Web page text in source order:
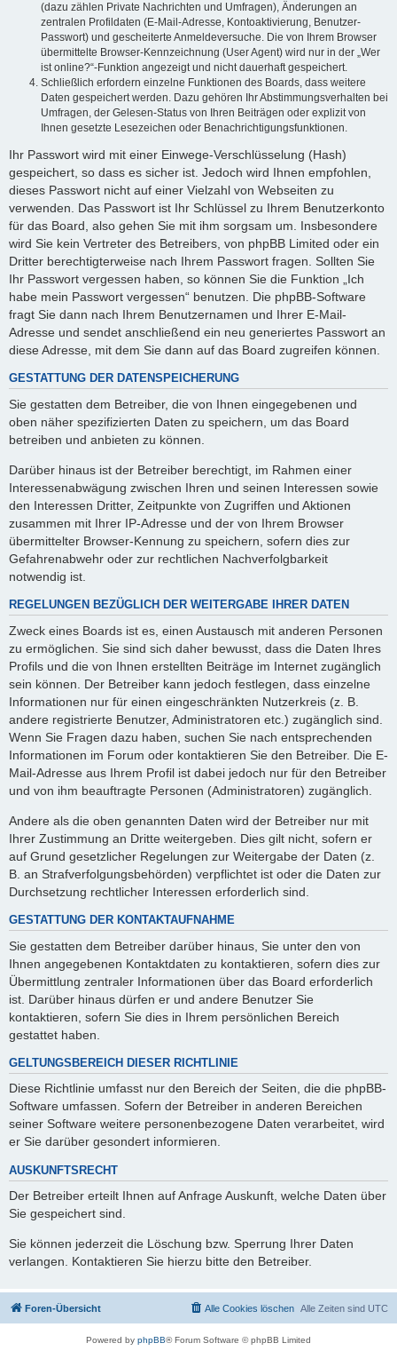
(dazu zählen Private Nachrichten und Umfragen), Änderungen an
zentralen Profildaten (E-Mail-Adresse, Kontoaktivierung, Benutzer-
Passwort) und gescheiterte Anmeldeversuche. Die von Ihrem Browser
übermittelte Browser-Kennzeichnung (User Agent) wird nur in der „Wer
ist online?“-Funktion angezeigt und nicht dauerhaft gespeichert.
Schließlich erfordern einzelne Funktionen des Boards, dass weitere
Daten gespeichert werden. Dazu gehören Ihr Abstimmungsverhalten bei
Umfragen, der Gelesen-Status von Ihren Beiträgen oder explizit von
Ihnen gesetzte Lesezeichen oder Benachrichtigungsfunktionen.
Ihr Passwort wird mit einer Einwege-Verschlüsselung (Hash)
gespeichert, so dass es sicher ist. Jedoch wird Ihnen empfohlen,
dieses Passwort nicht auf einer Vielzahl von Webseiten zu
verwenden. Das Passwort ist Ihr Schlüssel zu Ihrem Benutzerkonto
für das Board, also gehen Sie mit ihm sorgsam um. Insbesondere
wird Sie kein Vertreter des Betreibers, von phpBB Limited oder ein
Dritter berechtigterweise nach Ihrem Passwort fragen. Sollten Sie
Ihr Passwort vergessen haben, so können Sie die Funktion „Ich
habe mein Passwort vergessen“ benutzen. Die phpBB-Software
fragt Sie dann nach Ihrem Benutzernamen und Ihrer E-Mail-
Adresse und sendet anschließend ein neu generiertes Passwort an
diese Adresse, mit dem Sie dann auf das Board zugreifen können.
GESTATTUNG DER DATENSPEICHERUNG
Sie gestatten dem Betreiber, die von Ihnen eingegebenen und
oben näher spezifizierten Daten zu speichern, um das Board
betreiben und anbieten zu können.
Darüber hinaus ist der Betreiber berechtigt, im Rahmen einer
Interessenabwägung zwischen Ihren und seinen Interessen sowie
den Interessen Dritter, Zeitpunkte von Zugriffen und Aktionen
zusammen mit Ihrer IP-Adresse und der von Ihrem Browser
übermittelter Browser-Kennung zu speichern, sofern dies zur
Gefahrenabwehr oder zur rechtlichen Nachverfolgbarkeit
notwendig ist.
REGELUNGEN BEZÜGLICH DER WEITERGABE IHRER DATEN
Zweck eines Boards ist es, einen Austausch mit anderen Personen
zu ermöglichen. Sie sind sich daher bewusst, dass die Daten Ihres
Profils und die von Ihnen erstellten Beiträge im Internet zugänglich
sein können. Der Betreiber kann jedoch festlegen, dass einzelne
Informationen nur für einen eingeschränkten Nutzerkreis (z. B.
andere registrierte Benutzer, Administratoren etc.) zugänglich sind.
Wenn Sie Fragen dazu haben, suchen Sie nach entsprechenden
Informationen im Forum oder kontaktieren Sie den Betreiber. Die E-
Mail-Adresse aus Ihrem Profil ist dabei jedoch nur für den Betreiber
und von ihm beauftragte Personen (Administratoren) zugänglich.
Andere als die oben genannten Daten wird der Betreiber nur mit
Ihrer Zustimmung an Dritte weitergeben. Dies gilt nicht, sofern er
auf Grund gesetzlicher Regelungen zur Weitergabe der Daten (z.
B. an Strafverfolgungsbehörden) verpflichtet ist oder die Daten zur
Durchsetzung rechtlicher Interessen erforderlich sind.
GESTATTUNG DER KONTAKTAUFNAHME
Sie gestatten dem Betreiber darüber hinaus, Sie unter den von
Ihnen angegebenen Kontaktdaten zu kontaktieren, sofern dies zur
Übermittlung zentraler Informationen über das Board erforderlich
ist. Darüber hinaus dürfen er und andere Benutzer Sie
kontaktieren, sofern Sie dies in Ihrem persönlichen Bereich
gestattet haben.
GELTUNGSBEREICH DIESER RICHTLINIE
Diese Richtlinie umfasst nur den Bereich der Seiten, die die phpBB-
Software umfassen. Sofern der Betreiber in anderen Bereichen
seiner Software weitere personenbezogene Daten verarbeitet, wird
er Sie darüber gesondert informieren.
AUSKUNFTSRECHT
Der Betreiber erteilt Ihnen auf Anfrage Auskunft, welche Daten über
Sie gespeichert sind.
Sie können jederzeit die Löschung bzw. Sperrung Ihrer Daten
verlangen. Kontaktieren Sie hierzu bitte den Betreiber.
Foren-Übersicht Alle Zeiten sind UTC
Alle Cookies löschen
Powered by phpBB® Forum Software © phpBB Limited